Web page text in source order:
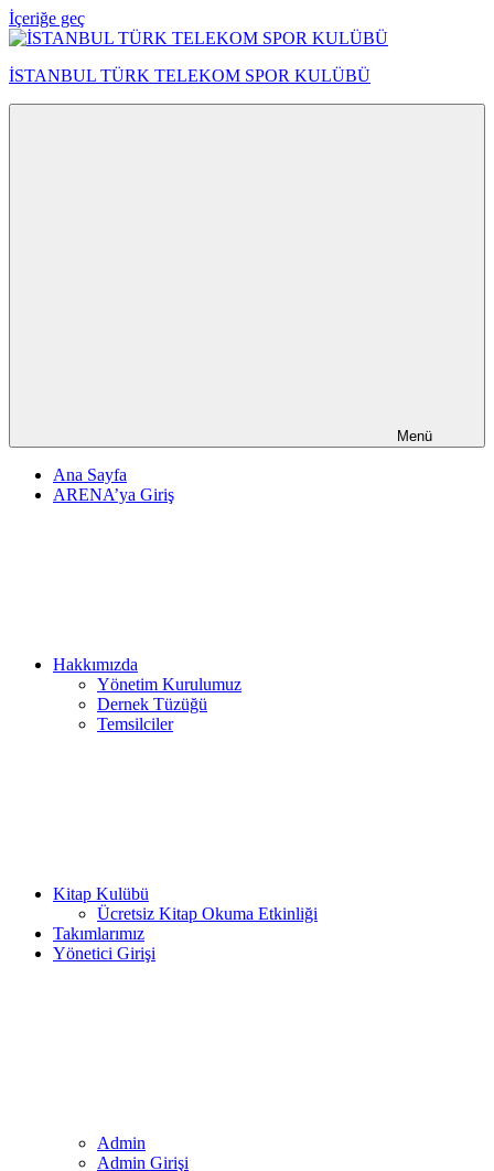
İçeriğe geç
İSTANBUL TÜRK TELEKOM SPOR KULÜBÜ
Menü
Ana Sayfa
ARENA’ya Giriş
Hakkımızda
Yönetim Kurulumuz
Dernek Tüzüğü
Temsilciler
Kitap Kulübü
Ücretsiz Kitap Okuma Etkinliği
Takımlarımız
Yönetici Girişi
Admin
Admin Girişi